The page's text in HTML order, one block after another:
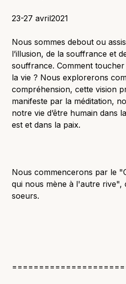
23-27 avril2021
Nous sommes debout ou
l’illusion, de la souffrance et
souffrance. Comment
la vie ? Nous explorerons
compréhension, cette vision
manifeste par la méditation,
notre vie d’être humain dans
est et dans la paix.
Nous commencerons par le
qui nous mène à l'autre rive",
soeurs.